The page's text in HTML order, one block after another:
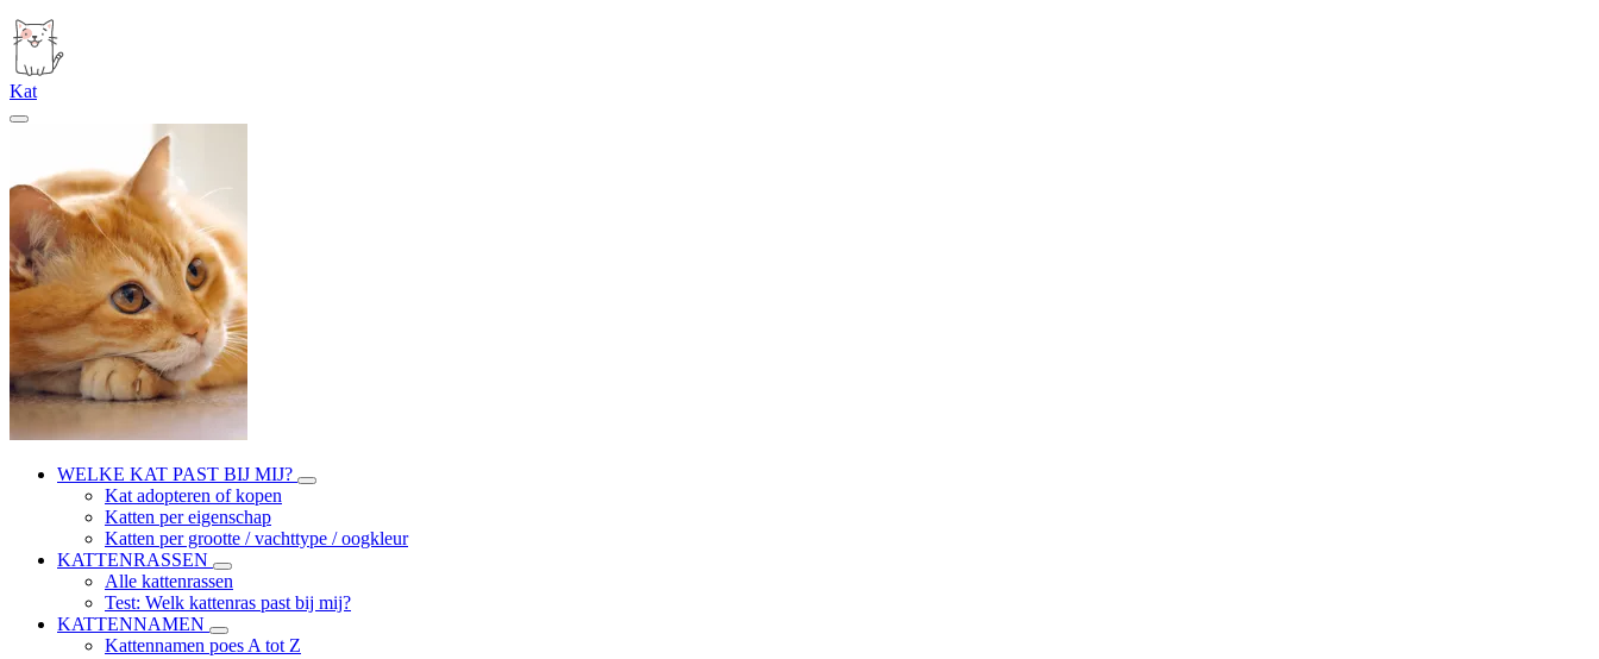
Kat
WELKE KAT PAST BIJ MIJ?
Kat adopteren of kopen
Katten per eigenschap
Katten per grootte / vachttype / oogkleur
KATTENRASSEN
Alle kattenrassen
Test: Welk kattenras past bij mij?
KATTENNAMEN
Kattennamen poes A tot Z